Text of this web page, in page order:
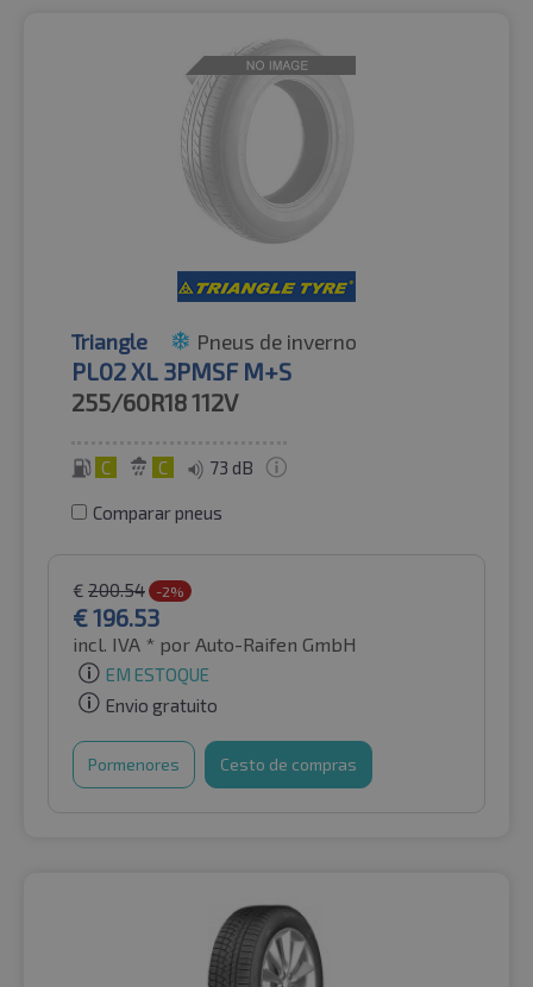
Triangle Pneus de inverno
PL02 XL 3PMSF M+S
255/60R18112V
C C 73 dB
Comparar pneus
€ 200.54 -2%
€196.53
incl. IVA * por Auto-Raifen GmbH
EM ESTOQUE
Envio gratuito
Pormenores Cesto de compras